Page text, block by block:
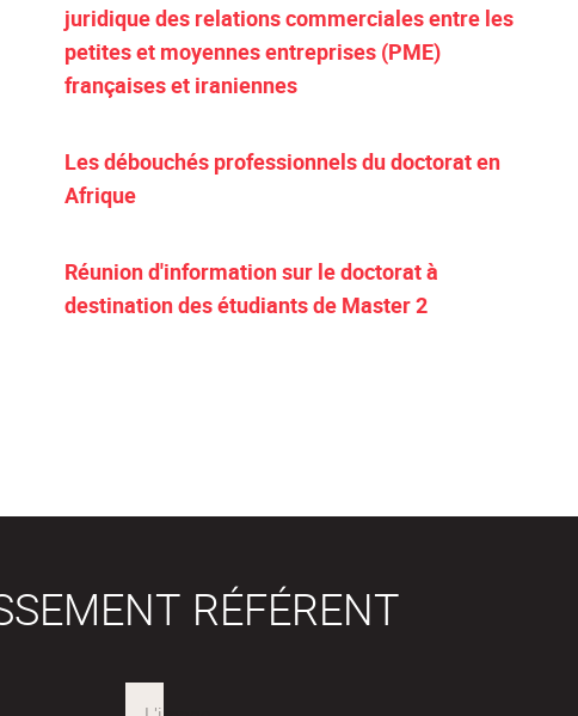
juridique des relations commerciales entre les
petites et moyennes entreprises (PME)
françaises et iraniennes
Les débouchés professionnels du doctorat en
Afrique
Réunion d'information sur le doctorat à
destination des étudiants de Master 2
RÉFÉRENT